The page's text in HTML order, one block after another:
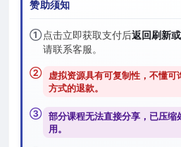
赞助须知
①点击立即获取支付后返回刷新
请联系客服。
② 虚拟资源具有可复制性，不懂可
方式的退款。
③ 部分课程无法直接分享，已压缩
用。